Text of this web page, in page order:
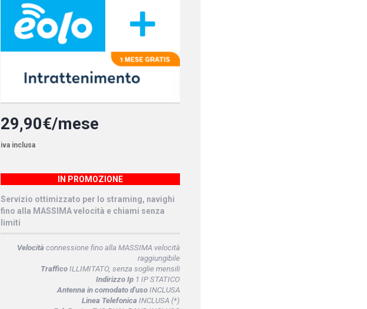
29,90€/mese
iva inclusa
IN PROMOZIONE
Servizio ottimizzato per lo straming, navighi
fino alla MASSIMA velocità e chiami senza
limiti
Velocità connessione fino alla MASSIMA velocità
raggiungibile
Traffico ILLIMITATO, senza soglie mensili
Indirizzo Ip 1 IP STATICO
Antenna in comodato d'uso INCLUSA
Linea Telefonica INCLUSA (*)